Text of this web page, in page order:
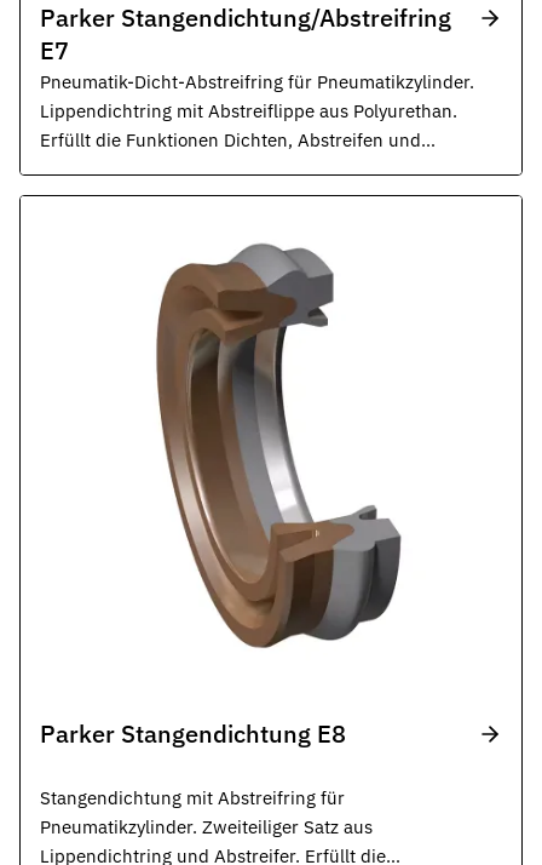
Parker Stangendichtung/Abstreifring
E7
Pneumatik-Dicht-Abstreifring für Pneumatikzylinder.
Lippendichtring mit Abstreiflippe aus Polyurethan.
Erfüllt die Funktionen Dichten, Abstreifen und
Fixieren. Robuste Geometrie mit sehr guter
Abriebbeständigkeit.
Parker Stangendichtung E8
Stangendichtung mit Abstreifring für
Pneumatikzylinder. Zweiteiliger Satz aus
Lippendichtring und Abstreifer. Erfüllt die